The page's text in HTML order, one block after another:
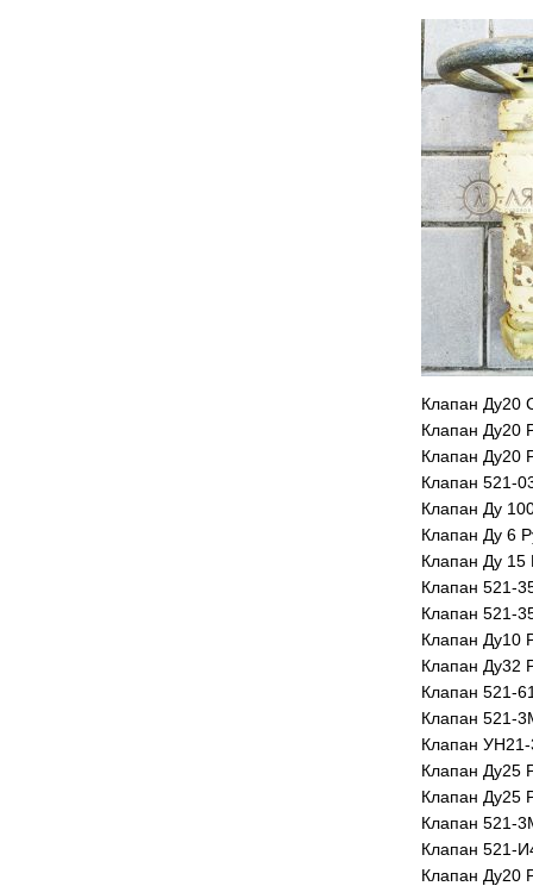
Клапан Ду20
Клапан Ду20
Клапан Ду20
Клапан 521-
Клапан Ду
Клапан Ду 6
Клапан Ду 15
Клапан 521-
Клапан 521-
Клапан Ду10
Клапан Ду32
Клапан 521-
Клапан 521-
Клапан
Клапан Ду25
Клапан Ду25
Клапан 521-
Клапан 521-
Клапан Ду20